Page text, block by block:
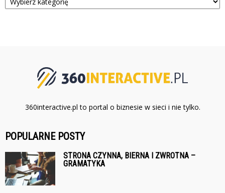
360interactive.pl to portal o biznesie w sieci i nie tylko.
POPULARNE POSTY
STRONA CZYNNA, BIERNA I ZWROTNA –
GRAMATYKA